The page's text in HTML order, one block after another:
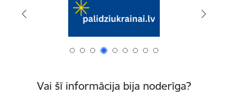
Vai šī informācija bija noderīga?